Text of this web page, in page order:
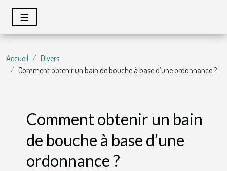
Accueil
Divers
Comment obtenir un bain de bouche à base d’une ordonnance ?
Comment obtenir un bain
de bouche à base d’une
ordonnance ?